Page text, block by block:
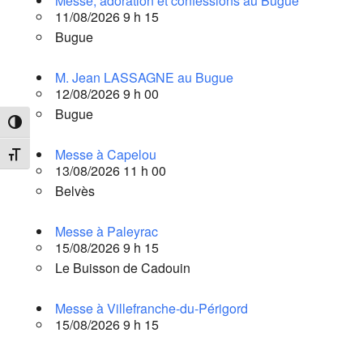
Passer en contraste élevé
Changer la taille de la police
11/08/2026 9 h 15
Bugue
M. Jean LASSAGNE au Bugue
12/08/2026 9 h 00
Bugue
Messe à Capelou
13/08/2026 11 h 00
Belvès
Messe à Paleyrac
15/08/2026 9 h 15
Le Buisson de Cadouin
Messe à Villefranche-du-Périgord
15/08/2026 9 h 15